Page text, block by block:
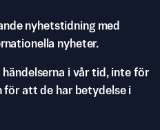
nyhetstidning med
nyheter.
i vår tid, inte för
för att de har betydelse i